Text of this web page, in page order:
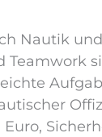
Nautik